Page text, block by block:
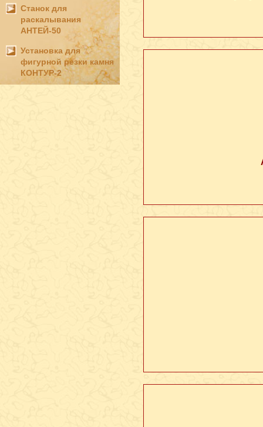
Станок для
раскалывания
АНТЕЙ-50
Установка для
фигурной резки камня
КОНТУР-2